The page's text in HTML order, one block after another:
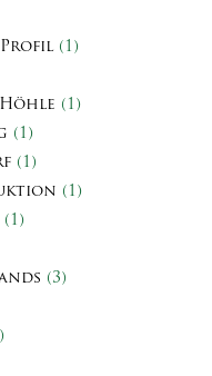
Profil (1)
Höhle (1)
(1)
(1)
(1)
(1)
(3)